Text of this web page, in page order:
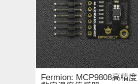
Fermion: MCP9808高精度